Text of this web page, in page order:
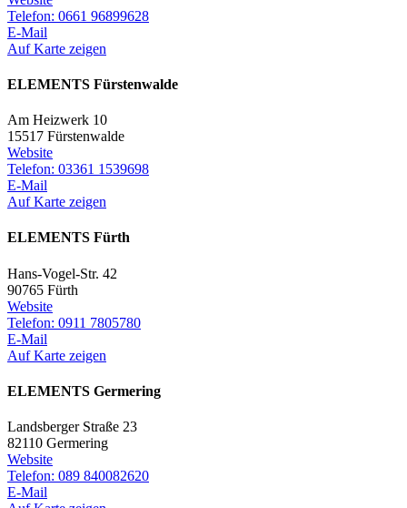
Telefon: 0661 96899628
E-Mail
Auf Karte zeigen
ELEMENTS Fürstenwalde
Am Heizwerk 10
15517 Fürstenwalde
Website
Telefon: 03361 1539698
E-Mail
Auf Karte zeigen
ELEMENTS Fürth
Hans-Vogel-Str. 42
90765 Fürth
Website
Telefon: 0911 7805780
E-Mail
Auf Karte zeigen
ELEMENTS Germering
Landsberger Straße 23
82110 Germering
Website
Telefon: 089 840082620
E-Mail